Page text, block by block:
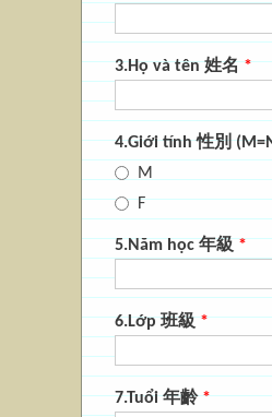
3.Họ và tên 姓名*
4.Giới tính 性別
M
F
5.Năm học 年級 *
6.Lớp 班級*
7.Tuổi 年齡*